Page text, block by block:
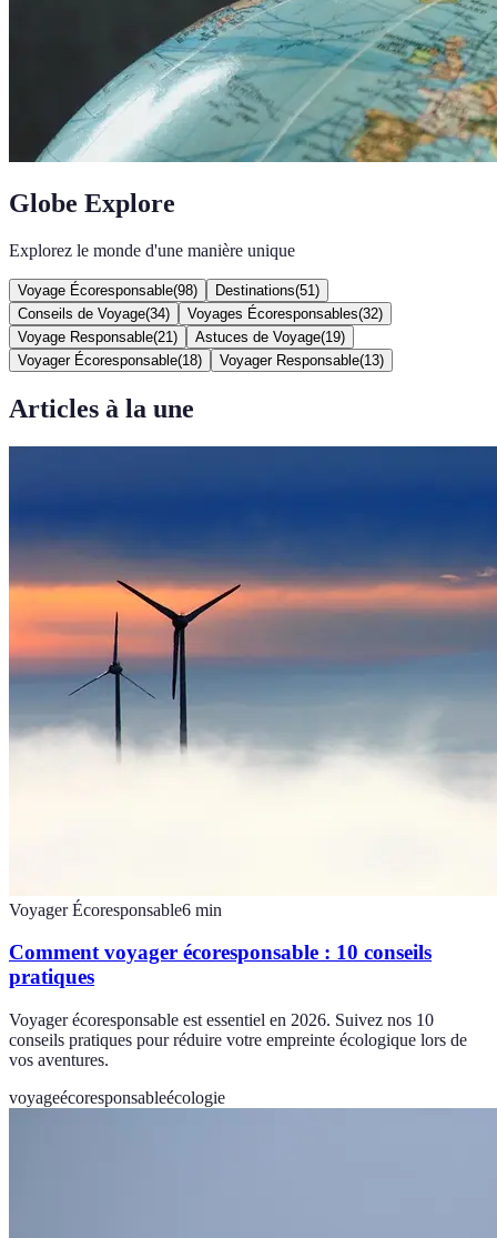
Globe Explore
Explorez le monde d'une manière unique
Voyage Écoresponsable(98) Destinations(51 )
Conseils de Voyage(34) Voyages Écoresponsables(32)
Voyage Responsable(21 ) Astuces de Voyage(19)
Voyager Écoresponsable(18) Voyager Responsable(13)
Articles à la une
Voyager Écoresponsable6 min
Comment voyager écoresponsable : 10 conseils
pratiques
Voyager écoresponsable est essentiel en 2026. Suivez nos 10
conseils pratiques pour réduire votre empreinte écologique lors de
vos aventures.
voyageécoresponsableécologie